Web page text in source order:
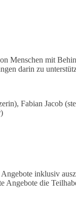
Menschen mit
darin zu
Fabian Jacob
inklusiv
die